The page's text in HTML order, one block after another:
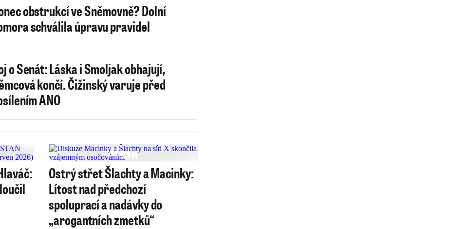
obstrukcí ve Sněmovně? Dolní
schválila úpravu pravidel
o Senát: Láska i Smoljak obhajují,
končí. Čižinský varuje před
ANO
Ostrý střet Šlachty a Macinky:
Lítost nad předchozí
spoluprací a nadávky do
„arogantních zmetků“